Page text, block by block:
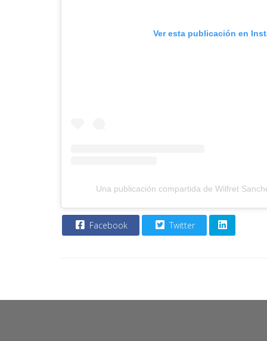
Ver esta publicación en
Una publicación compartida de Wilfret
Facebook Twitter